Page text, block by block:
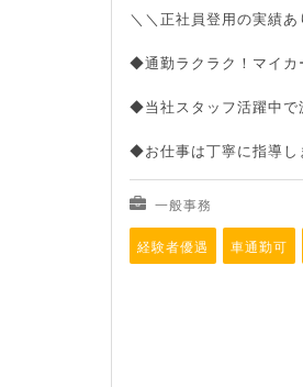
＼＼正社員登用の実績
◆通勤ラクラク！マイカ
◆当社スタッフ活躍中で
◆お仕事は丁寧に指導し
一般事務
経験者優遇 車通勤可